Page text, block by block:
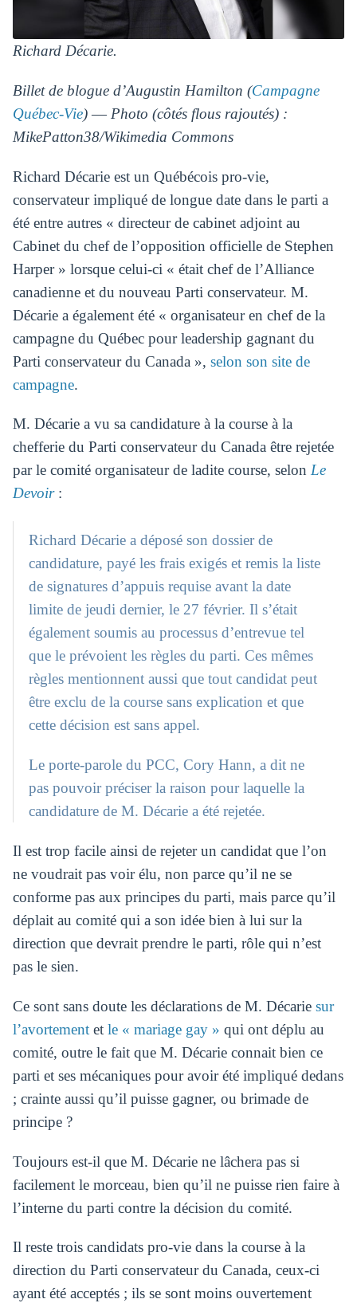
Richard Décarie.
Billet de blogue d’Augustin Hamilton (Campagne
Québec-Vie) ― Photo (côtés flous rajoutés) :
MikePatton38/Wikimedia Commons
Richard Décarie est un Québécois pro-vie,
conservateur impliqué de longue date dans le parti a
été entre autres « directeur de cabinet adjoint au
Cabinet du chef de l’opposition officielle de Stephen
Harper » lorsque celui-ci « était chef de l’Alliance
canadienne et du nouveau Parti conservateur. M.
Décarie a également été « organisateur en chef de la
campagne du Québec pour leadership gagnant du
Parti conservateur du Canada », selon son site de
campagne.
M. Décarie a vu sa candidature à la course à la
chefferie du Parti conservateur du Canada être rejetée
par le comité organisateur de ladite course, selon Le
Devoir :
Richard Décarie a déposé son dossier de
candidature, payé les frais exigés et remis la liste
de signatures d’appuis requise avant la date
limite de jeudi dernier, le 27 février. Il s’était
également soumis au processus d’entrevue tel
que le prévoient les règles du parti. Ces mêmes
règles mentionnent aussi que tout candidat peut
être exclu de la course sans explication et que
cette décision est sans appel.
Le porte-parole du PCC, Cory Hann, a dit ne
pas pouvoir préciser la raison pour laquelle la
candidature de M. Décarie a été rejetée.
Il est trop facile ainsi de rejeter un candidat que l’on
ne voudrait pas voir élu, non parce qu’il ne se
conforme pas aux principes du parti, mais parce qu’il
déplait au comité qui a son idée bien à lui sur la
direction que devrait prendre le parti, rôle qui n’est
pas le sien.
Ce sont sans doute les déclarations de M. Décarie sur
l’avortementet le « mariage gay » qui ont déplu au
comité, outre le fait que M. Décarie connait bien ce
parti et ses mécaniques pour avoir été impliqué dedans
; crainte aussi qu’il puisse gagner, ou brimade de
principe ?
Toujours est-il que M. Décarie ne lâchera pas si
facilement le morceau, bien qu’il ne puisse rien faire à
l’interne du parti contre la décision du comité.
Il reste trois candidats pro-vie dans la course à la
direction du Parti conservateur du Canada, ceux-ci
ayant été acceptés ; ils se sont moins ouvertement